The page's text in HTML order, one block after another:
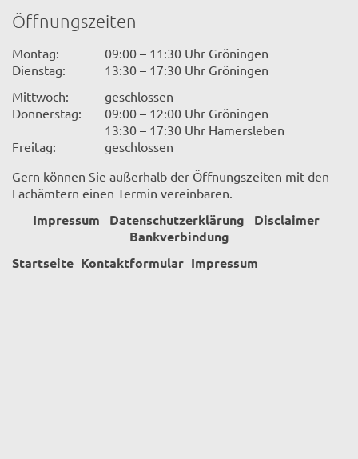
Öffnungszeiten
Montag:
09:00 – 11:30 Uhr Gröningen
Dienstag:
13:30 – 17:30 Uhr Gröningen
Mittwoch:
geschlossen
Donnerstag:
09:00 – 12:00 Uhr Gröningen
13:30 – 17:30 Uhr Hamersleben
Freitag:
geschlossen
Gern können Sie außerhalb der Öffnungszeiten mit den
Fachämtern einen Termin vereinbaren.
Impressum Datenschutzerklärung
Disclaimer
Bankverbindung
Startseite Kontaktformular Impressum